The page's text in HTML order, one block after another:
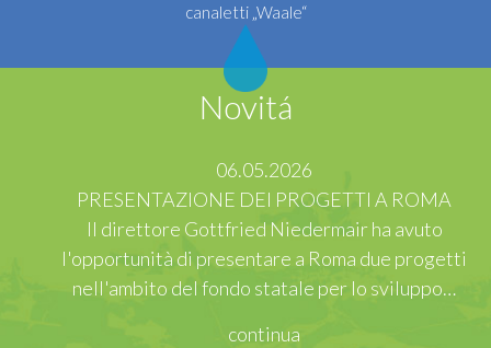
canaletti „Waale“
Novitá
06.05.2026
PRESENTAZIONE DEI PROGETTI A ROMA
Il direttore Gottfried Niedermair ha avuto
l'opportunità di presentare a Roma due progetti
nell'ambito del fondo statale per lo sviluppo…
continua